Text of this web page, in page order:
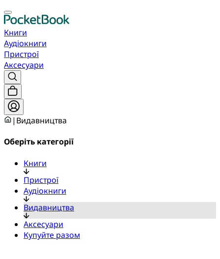
Книги
Аудіокниги
Пристрої
Аксесуари
| Видавництва
Оберіть категорії
Книги
Пристрої
Аудіокниги
Видавництва
Аксесуари
Купуйте разом